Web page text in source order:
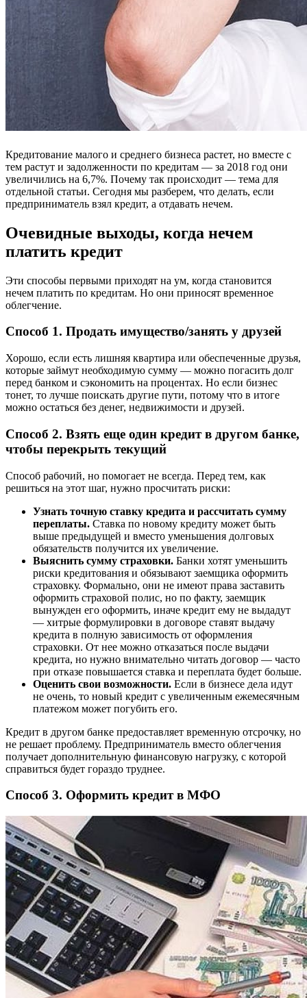
Кредитование малого и среднего бизнеса растет, но вместе с
тем растут и задолженности по кредитам — за 2018 год они
увеличились на 6,7%. Почему так происходит — тема для
отдельной статьи. Сегодня мы разберем, что делать, если
предприниматель взял кредит, а отдавать нечем.
Очевидные выходы, когда нечем
платить кредит
Эти способы первыми приходят на ум, когда становится
нечем платить по кредитам. Но они приносят временное
облегчение.
Способ 1. Продать имущество/занять у друзей
Хорошо, если есть лишняя квартира или обеспеченные друзья,
которые займут необходимую сумму — можно погасить долг
перед банком и сэкономить на процентах. Но если бизнес
тонет, то лучше поискать другие пути, потому что в итоге
можно остаться без денег, недвижимости и друзей.
Способ 2. Взять еще один кредит в другом банке,
чтобы перекрыть текущий
Способ рабочий, но помогает не всегда. Перед тем, как
решиться на этот шаг, нужно просчитать риски:
Узнать точную ставку кредита и рассчитать сумму
переплаты. Ставка по новому кредиту может быть
выше предыдущей и вместо уменьшения долговых
обязательств получится их увеличение.
Выяснить сумму страховки. Банки хотят уменьшить
риски кредитования и обязывают заемщика оформить
страховку. Формально, они не имеют права заставить
оформить страховой полис, но по факту, заемщик
вынужден его оформить, иначе кредит ему не выдадут
— хитрые формулировки в договоре ставят выдачу
кредита в полную зависимость от оформления
страховки. От нее можно отказаться после выдачи
кредита, но нужно внимательно читать договор — часто
при отказе повышается ставка и переплата будет больше.
Оценить свои возможности. Если в бизнесе дела идут
не очень, то новый кредит с увеличенным ежемесячным
платежом может погубить его.
Кредит в другом банке предоставляет временную отсрочку, но
не решает проблему. Предприниматель вместо облегчения
получает дополнительную финансовую нагрузку, с которой
справиться будет гораздо труднее.
Способ 3. Оформить кредит в МФО